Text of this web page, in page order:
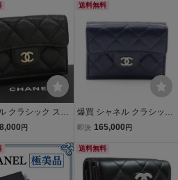
ブラック AP517
極美品
つ折り財布 コンパクト財
231
クラシック スモ
ップ ウォレット
キン マトラッセ
円
送料無料
爆買 シャネル クラシック
スモール フラップ ウォレ
オフ CHANEL キャビアス
キン(グレイン
即決 165,000 円
送料無料